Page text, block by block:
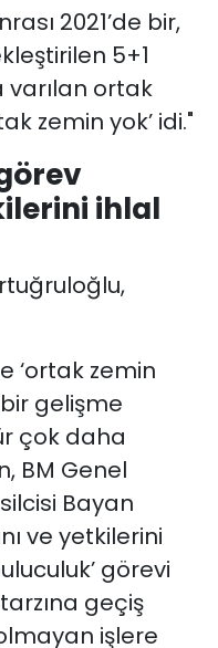
2021’de bir,
5+1
varılan ortak
zemin yok’ idi."
ihlal
‘ortak zemin
gelişme
çok daha
BM Genel
Bayan
ve yetkilerini
görevi
geçiş
işlere